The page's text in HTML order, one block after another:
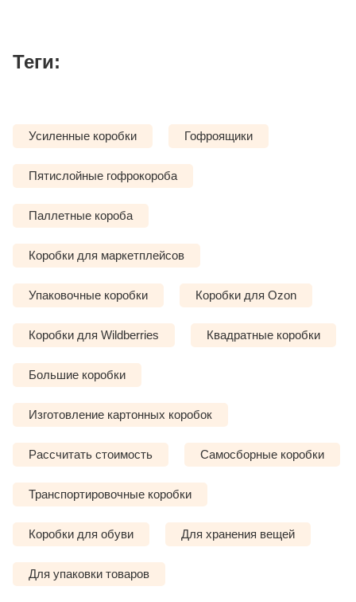
Теги:
Усиленные коробки Гофроящики
Пятислойные гофрокороба
Паллетные короба
Коробки для маркетплейсов
Упаковочные коробки Коробки для Ozon
Коробки для Wildberries Квадратные коробки
Большие коробки
Изготовление картонных коробок
Рассчитать стоимость Самосборные коробки
Транспортировочные коробки
Коробки для обуви Для хранения вещей
Для упаковки товаров